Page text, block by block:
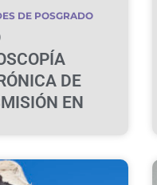
DE POSGRADO
DE
EN